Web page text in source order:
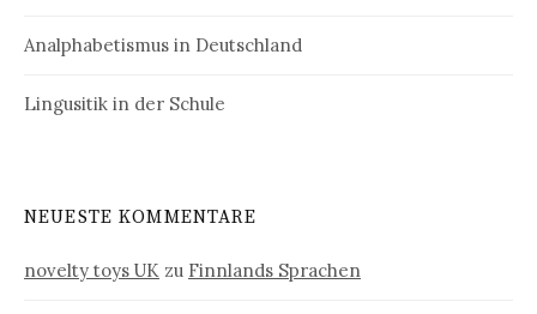
Analphabetismus in Deutschland
Lingusitik in der Schule
NEUESTE KOMMENTARE
novelty toys UK zu Finnlands Sprachen